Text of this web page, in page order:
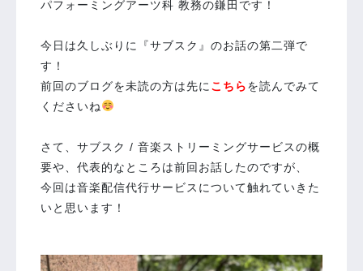
パフォーミングアーツ科 教務の鎌田です！
今日は久しぶりに『サブスク』のお話の第二弾で
す！
前回のブログを未読の方は先に こちらを読んでみて
くださいね
さて、サブスク / 音楽ストリーミングサービスの概
要や、代表的なところは前回お話したのですが、
今回は音楽配信代行サービスについて触れていきた
いと思います！